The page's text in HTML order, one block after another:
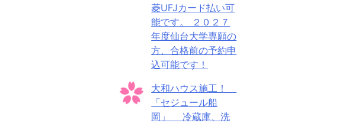
菱UFJカード払い可
能です。 ２０２７
年度仙台大学専願の
方、合格前の予約申
込可能です！
大和ハウス施工！
「セジュール船
岡」 冷蔵庫、洗